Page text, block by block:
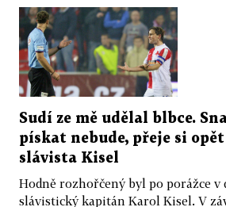
Sudí ze mě udělal blbce.
pískat nebude, přeje si
slávista Kisel
Hodně rozhořčený byl po porážce v
slávistický kapitán Karol Kisel. V